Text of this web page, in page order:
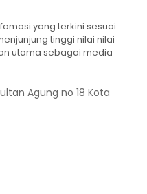
yang terkini sesuai
tinggi nilai nilai
utama sebagai media
Agung no 18 Kota